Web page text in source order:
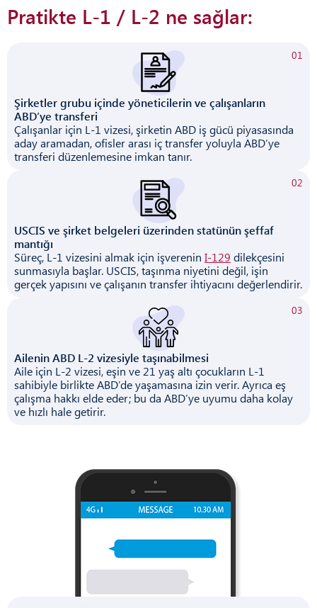
Pratikte L-1 / L-2 ne sağlar:
01
Şirketler grubu içinde yöneticilerin ve çalışanların
ABD’ye transferi
Çalışanlar için L-1 vizesi, şirketin ABD iş gücü piyasasında
aday aramadan, ofisler arası iç transfer yoluyla ABD’ye
transferi düzenlemesine imkan tanır.
02
USCIS ve şirket belgeleri üzerinden statünün şeffaf
mantığı
Süreç, L-1 vizesini almak için işverenin I-129 dilekçesini
sunmasıyla başlar. USCIS, taşınma niyetini değil, işin
gerçek yapısını ve çalışanın transfer ihtiyacını değerlendirir.
03
Ailenin ABD L-2 vizesiyle taşınabilmesi
Aile için L-2 vizesi, eşin ve 21 yaş altı çocukların L-1
sahibiyle birlikte ABD’de yaşamasına izin verir. Ayrıca eş
çalışma hakkı elde eder; bu da ABD’ye uyumu daha kolay
ve hızlı hale getirir.